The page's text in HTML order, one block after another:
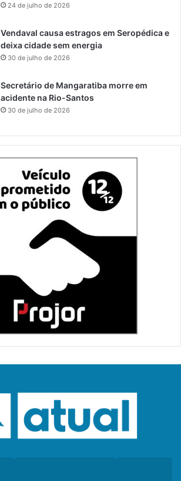
24 de julho de 2026
Vendaval causa estragos em Seropédica e
deixa cidade sem energia
30 de julho de 2026
Secretário de Mangaratiba morre em
acidente na Rio-Santos
30 de julho de 2026